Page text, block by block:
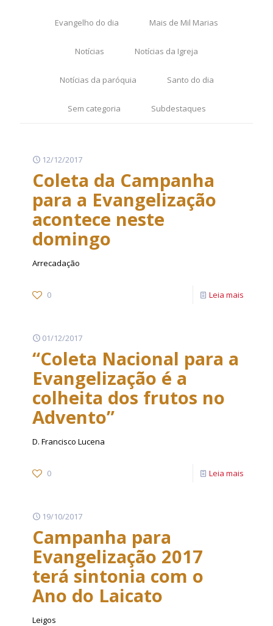
Evangelho do dia Mais de Mil Marias
Notícias Notícias da Igreja
Notícias da paróquia Santo do dia
Sem categoria Subdestaques
12/12/2017
Coleta da Campanha
para a Evangelização
acontece neste
domingo
Arrecadação
0 Leia mais
01/12/2017
“Coleta Nacional para a
Evangelização é a
colheita dos frutos no
Advento”
D. Francisco Lucena
0 Leia mais
19/10/2017
Campanha para
Evangelização 2017
terá sintonia com o
Ano do Laicato
Leigos